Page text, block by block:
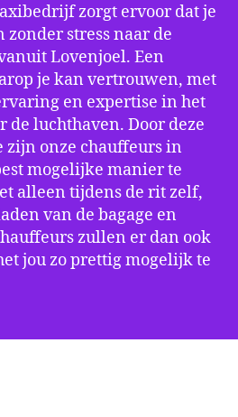
zorgt ervoor dat je
stress naar de
Lovenjoel. Een
je kan vertrouwen, met
en expertise in het
de luchthaven. Door deze
zijn onze chauffeurs in
mogelijke manier te
alleen tijdens de rit zelf,
van de bagage en
zullen er dan ook
jou zo prettig mogelijk te